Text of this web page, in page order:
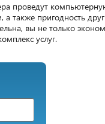
проведут
также пригодность
вы не только
услуг.